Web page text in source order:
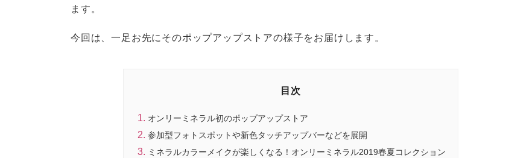
ます。
今回は、一足お先にそのポップアップストアの様子をお届けします。
目次
オンリーミネラル初のポップアップストア
参加型フォトスポットや新色タッチアップバーなどを展開
ミネラルカラーメイクが楽しくなる！オンリーミネラル2019春夏コレクション